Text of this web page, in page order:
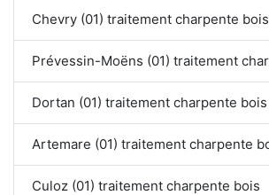
Chevry (01) traitement charpente bois
Prévessin-Moëns (01) traitement
Dortan (01) traitement charpente bois
Artemare (01) traitement charpente
Culoz (01) traitement charpente bois